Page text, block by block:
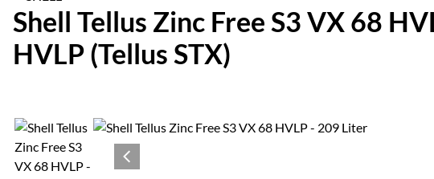
Shell Tellus Zinc Free S3 VX 68
HVLP (Tellus STX)
Produktgalerie
Zur Kaufbox springen